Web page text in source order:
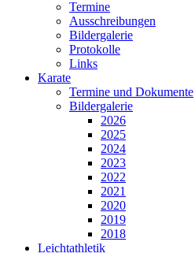
Termine
Ausschreibungen
Bildergalerie
Protokolle
Links
Karate
Termine und Dokumente
Bildergalerie
2026
2025
2024
2023
2022
2021
2020
2019
2018
Leichtathletik